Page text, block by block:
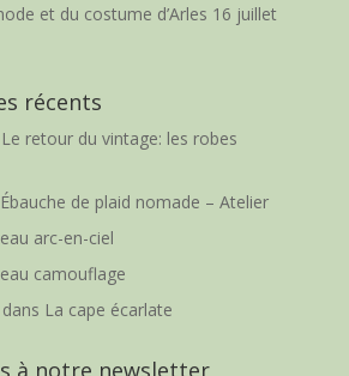
et du costume d’Arles 16 juillet
récents
Le retour du vintage: les robes
Ébauche de plaid nomade – Atelier
arc-en-ciel
camouflage
dans La cape écarlate
à notre newsletter